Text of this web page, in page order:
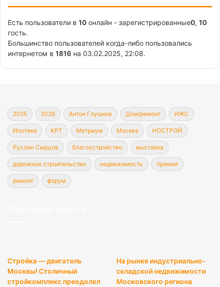
Есть пользователи в 10 онлайн - зарегистрированные0, 10
гость.
Большинство пользователей когда-либо пользовались
интернетом в 1816 на 03.02.2025, 22:08.
2025 2026 Антон Глушков Дом/ремонт ИЖС
Ипотека КРТ Метриум Москва НОСТРОЙ
Руслан Сырцов благоустройство выставка
дорожное строительство недвижимость премия
ремонт форум
Стройка — двигатель
Москвы! Столичный
стройкомплекс преодолел
На рынке индустриально-
складской недвижимости
Московского региона